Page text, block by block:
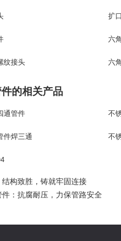
扩
六
纹接头 六
的相关产品
通管件 不
件焊三通 不
结构致胜，铸就牢固连接
：抗腐耐压，力保管路安全